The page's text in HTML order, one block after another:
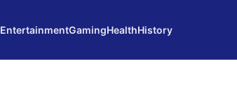
EntertainmentGamingHealthHistory